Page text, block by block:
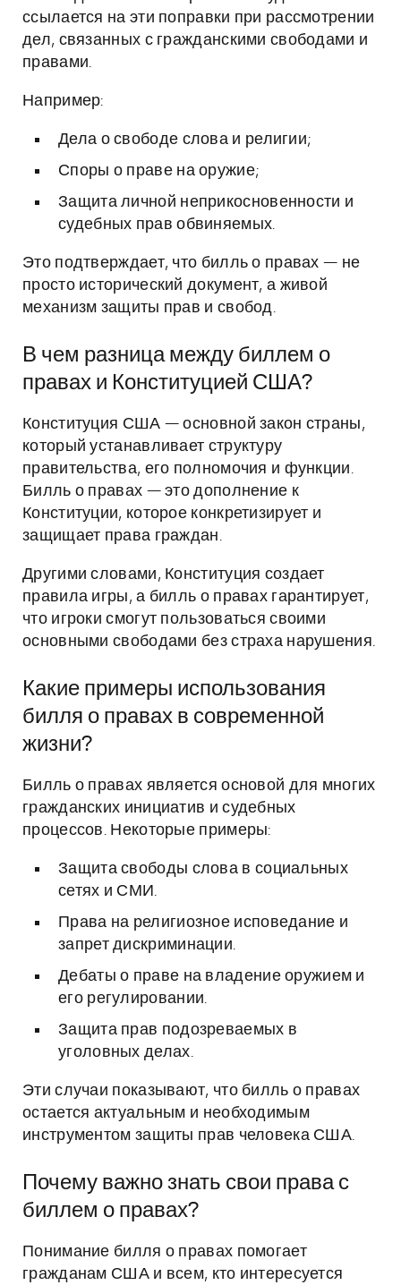
ссылается на эти поправки при рассмотрении
дел, связанных с гражданскими свободами и
правами.
Например:
Дела о свободе слова и религии;
Споры о праве на оружие;
Защита личной неприкосновенности и
судебных прав обвиняемых.
Это подтверждает, что билль о правах — не
просто исторический документ, а живой
механизм защиты прав и свобод.
В чем разница между биллем о
правах и Конституцией США?
Конституция США — основной закон страны,
который устанавливает структуру
правительства, его полномочия и функции.
Билль о правах — это дополнение к
Конституции, которое конкретизирует и
защищает права граждан.
Другими словами, Конституция создает
правила игры, а билль о правах гарантирует,
что игроки смогут пользоваться своими
основными свободами без страха нарушения.
Какие примеры использования
билля о правах в современной
жизни?
Билль о правах является основой для многих
гражданских инициатив и судебных
процессов. Некоторые примеры:
Защита свободы слова в социальных
сетях и СМИ.
Права на религиозное исповедание и
запрет дискриминации.
Дебаты о праве на владение оружием и
его регулировании.
Защита прав подозреваемых в
уголовных делах.
Эти случаи показывают, что билль о правах
остается актуальным и необходимым
инструментом защиты прав человека США.
Почему важно знать свои права с
биллем о правах?
Понимание билля о правах помогает
гражданам США и всем, кто интересуется